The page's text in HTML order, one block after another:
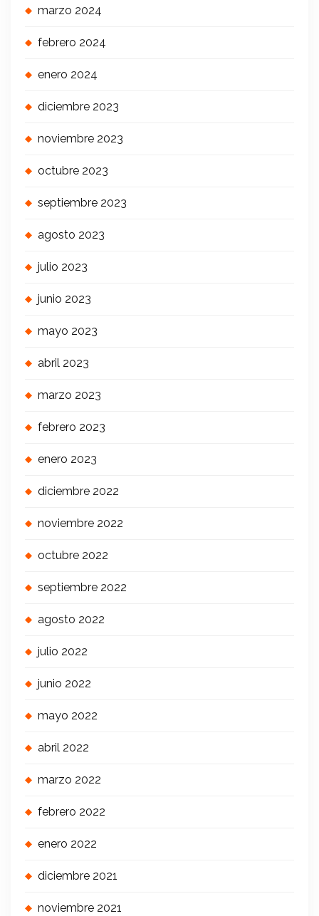
marzo 2024
febrero 2024
enero 2024
diciembre 2023
noviembre 2023
octubre 2023
septiembre 2023
agosto 2023
julio 2023
junio 2023
mayo 2023
abril 2023
marzo 2023
febrero 2023
enero 2023
diciembre 2022
noviembre 2022
octubre 2022
septiembre 2022
agosto 2022
julio 2022
junio 2022
mayo 2022
abril 2022
marzo 2022
febrero 2022
enero 2022
diciembre 2021
noviembre 2021